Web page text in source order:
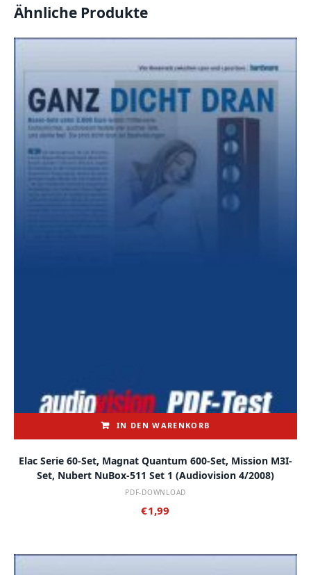
Ähnliche Produkte
IN DEN WARENKORB
Elac Serie 60-Set, Magnat Quantum 600-Set, Mission M3I-
Set, Nubert NuBox-511 Set 1 (audiovision 4/2008)
PDF-DOWNLOAD
€1,99